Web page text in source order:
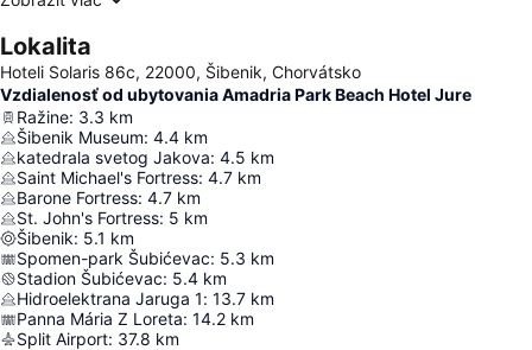
Lokalita
Hoteli Solaris 86c, 22000, Šibenik, Chorvátsko
Vzdialenosť od ubytovania Amadria Park Beach Hotel Jure
Ražine: 3.3 km
Šibenik Museum: 4.4 km
katedrala svetog Jakova: 4.5 km
Saint Michael's Fortress: 4.7 km
Barone Fortress: 4.7 km
St. John's Fortress: 5 km
Šibenik: 5.1 km
Spomen-park Šubićevac: 5.3 km
Stadion Šubićevac: 5.4 km
Hidroelektrana Jaruga 1: 13.7 km
Panna Mária Z Loreta: 14.2 km
Split Airport: 37.8 km